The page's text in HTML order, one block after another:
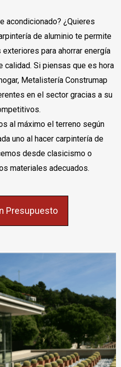
acondicionado? ¿Quieres
de aluminio te permite
para ahorrar energía
calidad. Si piensas que es hora
Metalistería Construmap
en el sector gracias a su
al máximo el terreno según
uno al hacer carpintería de
desde clasicismo o
materiales adecuados.
Presupuesto